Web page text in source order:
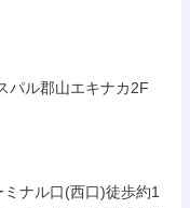
パル郡山エキナカ2F
ナル口(西口)徒歩約1